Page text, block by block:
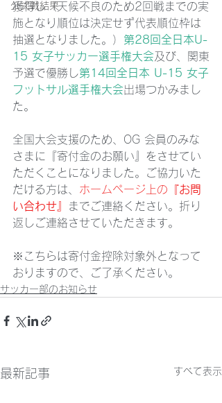
公式戦結果
獲得し（天候不良のため2回戦までの実
施となり順位は決定せず代表順位枠は
抽選となりました。） 第28回全日本U-
15 女子サッカー選手権大会 及び、関東
予選で優勝し第14回全日本 U-15 女子
フットサル選手権大会出場つかみまし
た。
全国大会支援のため、OG 会員のみな
さまに『寄付金のお願い』をさせてい
ただくことになりました。ご協力いた
だける方は、 ホームページ上の 『お問
い合わせ』
までご連絡ください。折り
返しご連絡させていただきます。
※こちらは寄付金控除対象外となって
おりますので、ご了承ください。
サッカー部のお知らせ
最新記事 すべて表示